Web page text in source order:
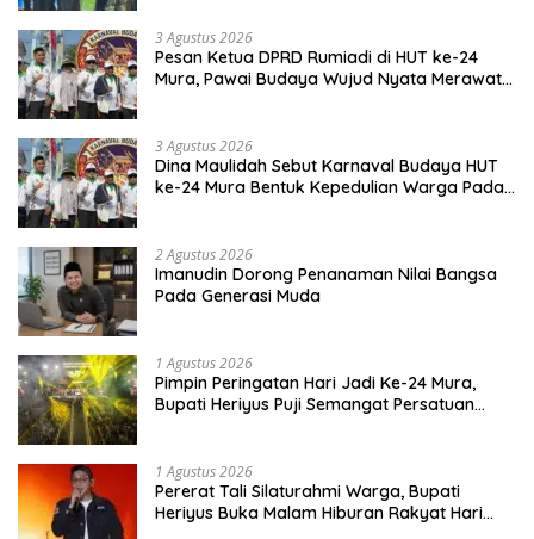
3 Agustus 2026
Pesan Ketua DPRD Rumiadi di HUT ke-24
Mura, Pawai Budaya Wujud Nyata Merawat
3 Agustus 2026
Dina Maulidah Sebut Karnaval Budaya HUT
ke-24 Mura Bentuk Kepedulian Warga Pada
2 Agustus 2026
Imanudin Dorong Penanaman Nilai Bangsa
Pada Generasi Muda
1 Agustus 2026
Pimpin Peringatan Hari Jadi Ke-24 Mura,
Bupati Heriyus Puji Semangat Persatuan
1 Agustus 2026
Pererat Tali Silaturahmi Warga, Bupati
Heriyus Buka Malam Hiburan Rakyat Hari